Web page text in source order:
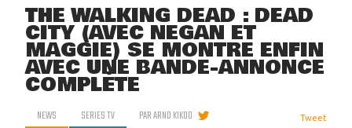
THE WALKING DEAD : DEAD
CITY (AVEC NEGAN ET
MAGGIE) SE MONTRE ENFIN
AVEC UNE BANDE-ANNONCE
COMPLÈTE
NEWS SERIES TV PARARNO KIKOO Tweet